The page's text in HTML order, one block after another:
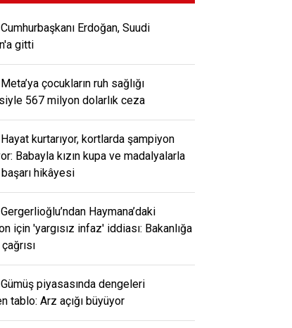
Cumhurbaşkanı Erdoğan, Suudi
gitti
Meta’ya çocukların ruh sağlığı
567 milyon dolarlık ceza
Hayat kurtarıyor, kortlarda şampiyon
Babayla kızın kupa ve madalyalarla
hikâyesi
Gergerlioğlu’ndan Haymana’daki
için 'yargısız infaz' iddiası: Bakanlığa
Gümüş piyasasında dengeleri
tablo: Arz açığı büyüyor